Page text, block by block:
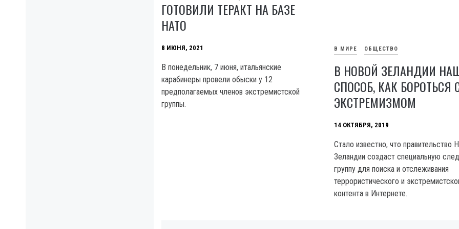
ГОТОВИЛИ ТЕРАКТ НА БАЗЕ
НАТО
8 ИЮНЯ, 2021
В понедельник, 7 июня, итальянские
карабинеры провели обыски у 12
предполагаемых членов экстремистской
группы.
В МИРЕ ОБЩЕСТВО
В НОВОЙ ЗЕЛАНДИИ
СПОСОБ, КАК БОРОТЬСЯ
ЭКСТРЕМИЗМОМ
14 ОКТЯБРЯ, 2019
Стало известно, что правительство
Зеландии создаст специальную
группу для поиска и отслеживания
террористического и
контента в Интернете.